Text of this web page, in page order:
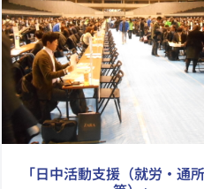
「日中活動支援（就労・通